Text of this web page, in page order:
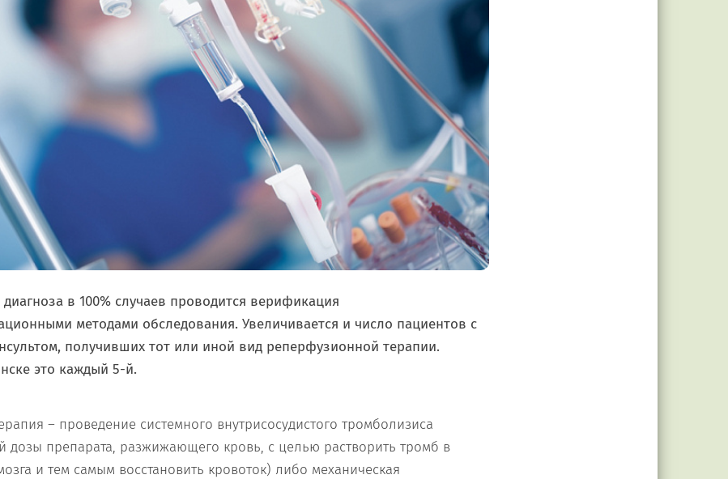
в 100% случаев проводится верификация
методами обследования. Увеличивается и число пациентов с
получивших тот или иной вид реперфузионной терапии.
это каждый 5-й.
– проведение системного внутрисосудистого тромболизиса
дозы препарата, разжижающего кровь, с целью растворить тромб в
и тем самым восстановить кровоток) либо механическая